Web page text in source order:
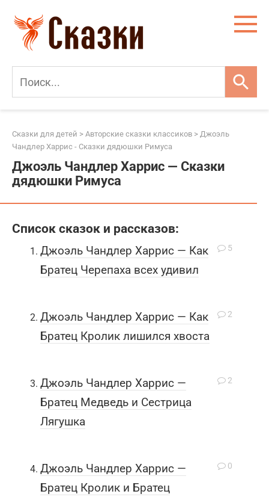
контенту
Сказки для детей > Авторские сказки классиков > Джоэль
Чандлер Харрис - Сказки дядюшки Римуса
Джоэль Чандлер Харрис — Сказки
дядюшки Римуса
Список сказок и рассказов:
5
Джоэль Чандлер Харрис — Как
Братец Черепаха всех удивил
2
Джоэль Чандлер Харрис — Как
Братец Кролик лишился хвоста
2
Джоэль Чандлер Харрис —
Братец Медведь и Сестрица
Лягушка
0
Джоэль Чандлер Харрис —
Братец Кролик и Братец